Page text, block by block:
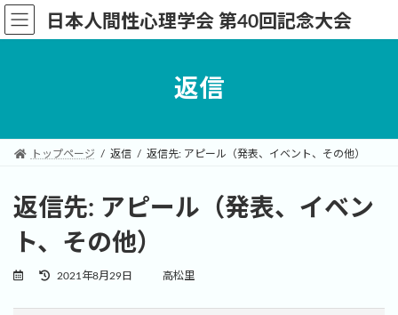
コ
ン
キ
ナ
ビ
に
日本人間性心理学会 第40回記念大会
返信
トップページ 返信 返信先: アピール（発表、イベント、その他）
返信先: アピール（発表、イベン
ト、その他）
最
更
2021年8月29日 高松里